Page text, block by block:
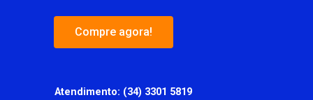
Compre agora!
Atendimento: (34) 3301 5819